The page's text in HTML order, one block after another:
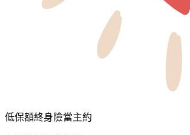
低保額終身險當主約